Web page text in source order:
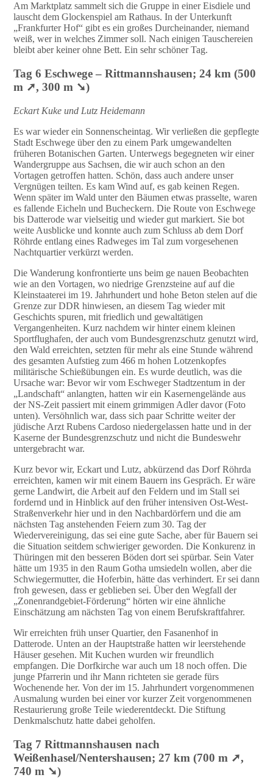
Am Marktplatz sammelt sich die Gruppe in einer Eisdiele und
lauscht dem Glockenspiel am Rathaus. In der Unterkunft
„Frankfurter Hof“ gibt es ein großes Durcheinander, niemand
weiß, wer in welches Zimmer soll. Nach einigen Tauschereien
bleibt aber keiner ohne Bett. Ein sehr schöner Tag.
Tag 6 Eschwege – Rittmannshausen; 24 km (500
m ➚, 300 m ➘)
Eckart Kuke und Lutz Heidemann
Es war wieder ein Sonnenscheintag. Wir verließen die gepflegte
Stadt Eschwege über den zu einem Park umgewandelten
früheren Botanischen Garten. Unterwegs begegneten wir einer
Wandergruppe aus Sachsen, die wir auch schon an den
Vortagen getroffen hatten. Schön, dass auch andere unser
Vergnügen teilten. Es kam Wind auf, es gab keinen Regen.
Wenn später im Wald unter den Bäumen etwas prasselte, waren
es fallende Eicheln und Bucheckern. Die Route von Eschwege
bis Datterode war vielseitig und wieder gut markiert. Sie bot
weite Ausblicke und konnte auch zum Schluss ab dem Dorf
Röhrde entlang eines Radweges im Tal zum vorgesehenen
Nachtquartier verkürzt werden.
Die Wanderung konfrontierte uns beim ge nauen Beobachten
wie an den Vortagen, wo niedrige Grenzsteine auf auf die
Kleinstaaterei im 19. Jahrhundert und hohe Beton stelen auf die
Grenze zur DDR hinwiesen, an diesem Tag wieder mit
Geschichts spuren, mit friedlich und gewaltätigen
Vergangenheiten. Kurz nachdem wir hinter einem kleinen
Sportflughafen, der auch vom Bundesgrenzschutz genutzt wird,
den Wald erreichten, setzten für mehr als eine Stunde während
des gesamten Aufstieg zum 466 m hohen Lotzenkopfes
militärische Schießübungen ein. Es wurde deutlich, was die
Ursache war: Bevor wir vom Eschweger Stadtzentum in der
„Landschaft“ anlangten, hatten wir ein Kasernengelände aus
der NS-Zeit passiert mit einem grimmigen Adler davor (Foto
unten). Versöhnlich war, dass sich paar Schritte weiter der
jüdische Arzt Rubens Cardoso niedergelassen hatte und in der
Kaserne der Bundesgrenzschutz und nicht die Bundeswehr
untergebracht war.
Kurz bevor wir, Eckart und Lutz, abkürzend das Dorf Röhrda
erreichten, kamen wir mit einem Bauern ins Gespräch. Er wäre
gerne Landwirt, die Arbeit auf den Feldern und im Stall sei
fordernd und in Hinblick auf den früher intensiven Ost-West-
Straßenverkehr hier und in den Nachbardörfern und die am
nächsten Tag anstehenden Feiern zum 30. Tag der
Wiedervereinigung, das sei eine gute Sache, aber für Bauern sei
die Situation seitdem schwieriger geworden. Die Konkurenz in
Thüringen mit den besseren Böden dort sei spürbar. Sein Vater
hätte um 1935 in den Raum Gotha umsiedeln wollen, aber die
Schwiegermutter, die Hoferbin, hätte das verhindert. Er sei dann
froh gewesen, dass er geblieben sei. Über den Wegfall der
„Zonenrandgebiet-Förderung“ hörten wir eine ähnliche
Einschätzung am nächsten Tag von einem Berufskraftfahrer.
Wir erreichten früh unser Quartier, den Fasanenhof in
Datterode. Unten an der Hauptstraße hatten wir leerstehende
Häuser gesehen. Mit Kuchen wurden wir freundlich
empfangen. Die Dorfkirche war auch um 18 noch offen. Die
junge Pfarrerin und ihr Mann richteten sie gerade fürs
Wochenende her. Von der im 15. Jahrhundert vorgenommenen
Ausmalung wurden bei einer vor kurzer Zeit vorgenommenen
Restaurierung große Teile wiederentdeckt. Die Stiftung
Denkmalschutz hatte dabei geholfen.
Tag 7 Rittmannshausen nach
Weißenhasel/Nentershausen; 27 km (700 m ➚,
740 m ➘)